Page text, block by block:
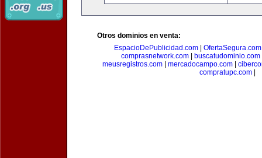
Otros dominios en venta:
EspacioDePublicidad.com| OfertaSegura.com
comprasnetwork.com
buscatudominio.com
meusregistros.com| mercadocampo.com|
compratupc.com